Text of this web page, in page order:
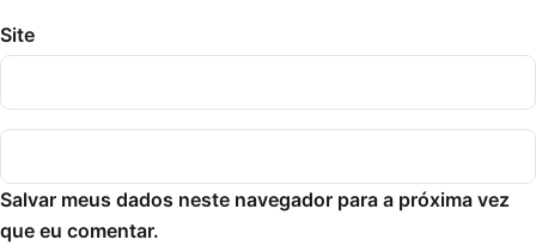
Site
Salvar meus dados neste navegador para a próxima vez
que eu comentar.